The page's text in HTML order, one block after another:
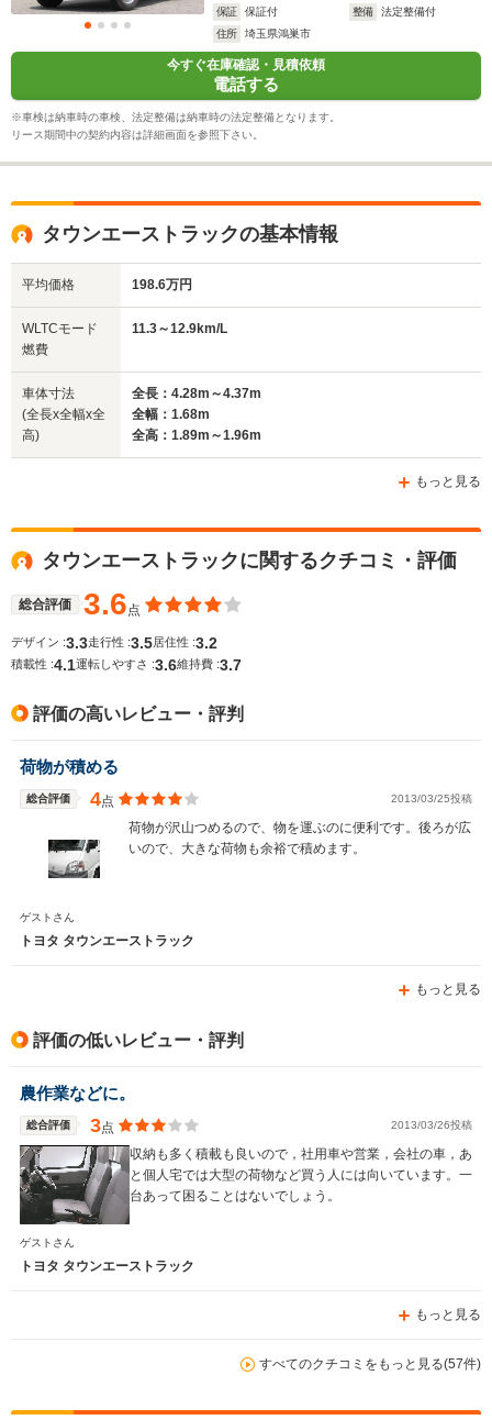
WLTCモード
11.3～12.9km/L
└市街地:9.6～
└郊外:11.6～
└高速道路:12.1～
11.3～
保証 保証付 整備
法定整備付
住所
埼玉県鴻巣市
今すぐ在庫確認・見積依頼
電話する
※車検は納車時の車検、法定整備は納車時の法定整備となります。
リース期間中の契約内容は詳細画面を参照下さい。
タウンエーストラックの基本情報
平均価格 198.6万円
WLTCモード
燃費
11.3～12.9km/L
車体寸法
(全長x全幅x全
高)
全長：4.28m～4.37m
全幅：1.68m
全高：1.89m～1.96m
もっと見る
タウンエーストラックに関するクチコミ・評価
総合評価 3.6点
デザイン :3.3走行性 :3.5 居住性 :3.2
積載性 :4.1運転しやすさ :3.6維持費 :3.7
評価の高いレビュー・評判
荷物が積める
総合評価 4点 2013/03/25投稿
荷物が沢山つめるので、物を運ぶのに便利です。後ろが広
いので、大きな荷物も余裕で積めます。
ゲストさん
トヨタ タウンエーストラック
もっと見る
評価の低いレビュー・評判
農作業などに。
総合評価 3点 2013/03/26投稿
収納も多く積載も良いので，社用車や営業，会社の車，あ
と個人宅では大型の荷物など買う人には向いています。一
台あって困ることはないでしょう。
ゲストさん
トヨタ タウンエーストラック
もっと見る
すべてのクチコミをもっと見る(57件)